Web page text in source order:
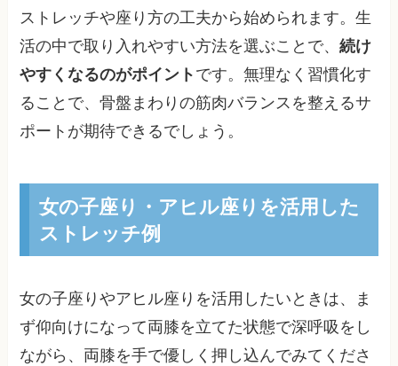
ストレッチや座り方の工夫から始められます。生
活の中で取り入れやすい方法を選ぶことで、続け
やすくなるのがポイント です。無理なく習慣化す
ることで、骨盤まわりの筋肉バランスを整えるサ
ポートが期待できるでしょう。
女の子座り・アヒル座りを活用した
ストレッチ例
女の子座りやアヒル座りを活用したいときは、ま
ず仰向けになって両膝を立てた状態で深呼吸をし
ながら、両膝を手で優しく押し込んでみてくださ